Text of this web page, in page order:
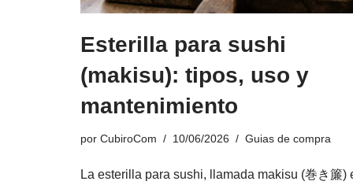
Esterilla para sushi
(makisu): tipos, uso y
mantenimiento
por CubiroCom 10/06/2026 Guias de compra
La esterilla para sushi, llamada makisu (巻き簾)